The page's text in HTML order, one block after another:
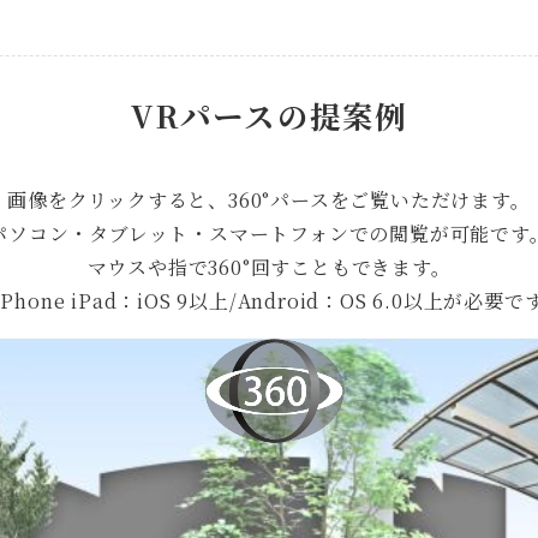
VRパースの提案例
画像をクリックすると、360°パースをご覧いただけます。
ソコン・タブレット・スマートフォンでの閲覧が可能です
マウスや指で360°回すこともできます。
iPad：iOS 9以上/Android：OS 6.0以上が必要で